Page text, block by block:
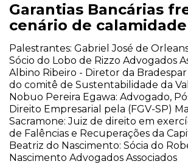
Garantias Bancárias
cenário de calamidade
Palestrantes: Gabriel José de
Sócio do Lobo de Rizzo Advogados
Albino Ribeiro - Diretor da
do comitê de Sustentabilidade da
Nobuo Pereira Egawa: Advogado,
Direito Empresarial pela (FGV-SP)
Sacramone: Juiz de direito em
de Falências e Recuperações da
Beatriz do Nascimento: Sócia do
Nascimento Advogados Associados